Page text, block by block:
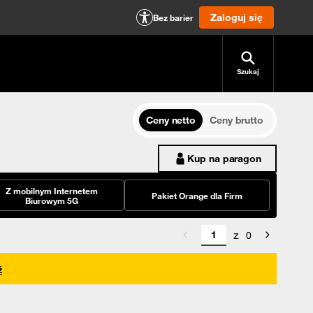
Bez barier Zaloguj się
Szukaj
Ceny netto
Ceny brutto
Kup na paragon
Z mobilnym Internetem
Biurowym 5G
Pakiet Orange dla Firm
z 0